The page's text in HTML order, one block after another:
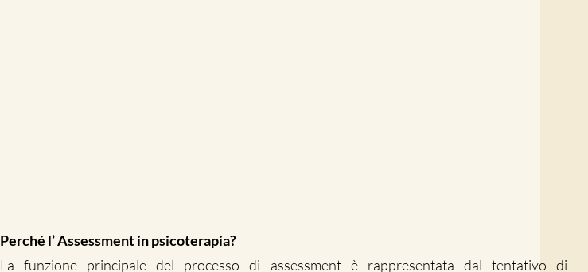
Perché l’ Assessment in psicoterapia?
La funzione principale del processo di assessment è rappresentata dal tentativo di